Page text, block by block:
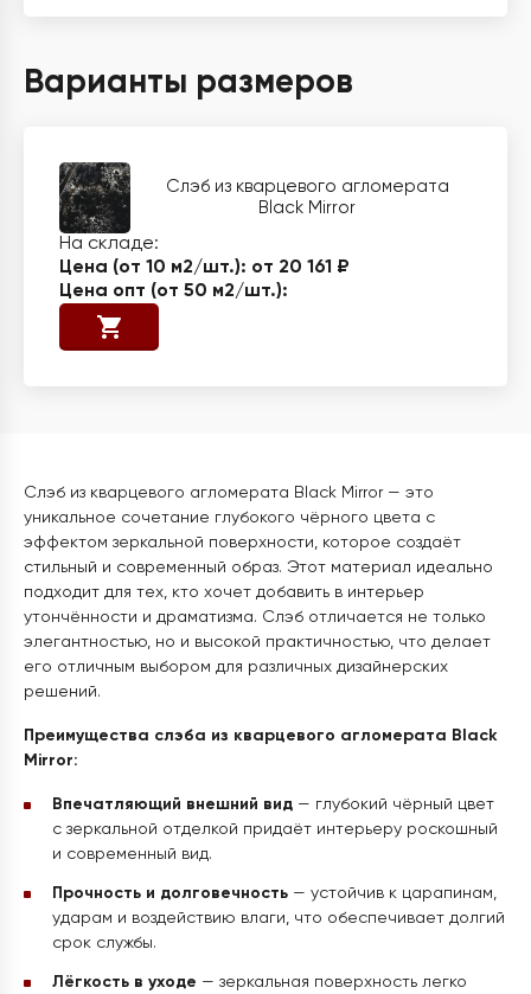
Варианты размеров
Слэб из кварцевого агломерата
Black Mirror
от 20 161 ₽
Слэб из кварцевого агломерата Black Mirror — это
уникальное сочетание глубокого чёрного цвета с
эффектом зеркальной поверхности, которое создаёт
стильный и современный образ. Этот материал идеально
подходит для тех, кто хочет добавить в интерьер
утончённости и драматизма. Слэб отличается не только
элегантностью, но и высокой практичностью, что делает
его отличным выбором для различных дизайнерских
решений.
Преимущества слэба из кварцевого агломерата Black
Mirror:
Впечатляющий внешний вид — глубокий чёрный цвет
с зеркальной отделкой придаёт интерьеру роскошный
и современный вид.
Прочность и долговечность — устойчив к царапинам,
ударам и воздействию влаги, что обеспечивает долгий
срок службы.
Лёгкость в уходе — зеркальная поверхность легко